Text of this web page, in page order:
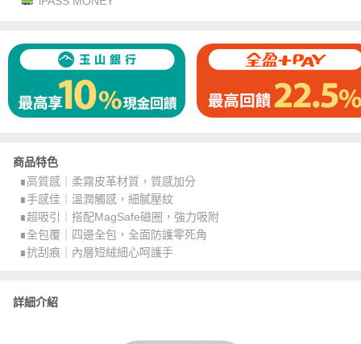
商品特色
∎高質感｜柔霧皮革材質，質感加分
∎手感佳｜溫潤觸感，細膩壓紋
∎超吸引｜搭配MagSafe磁圈，強力吸附
∎全包覆｜四邊全包，全面防護零死角
∎抗刮痕｜內層短絨細心呵護手
詳細介紹